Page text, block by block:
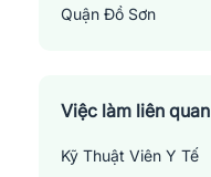
Quận Đồ Sơn
Quận Hải An
Quận Hồng Bàng
Việc làm liên quan
Kỹ Thuật Viên Y Tế